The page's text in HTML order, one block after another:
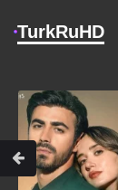
TurkRuHD